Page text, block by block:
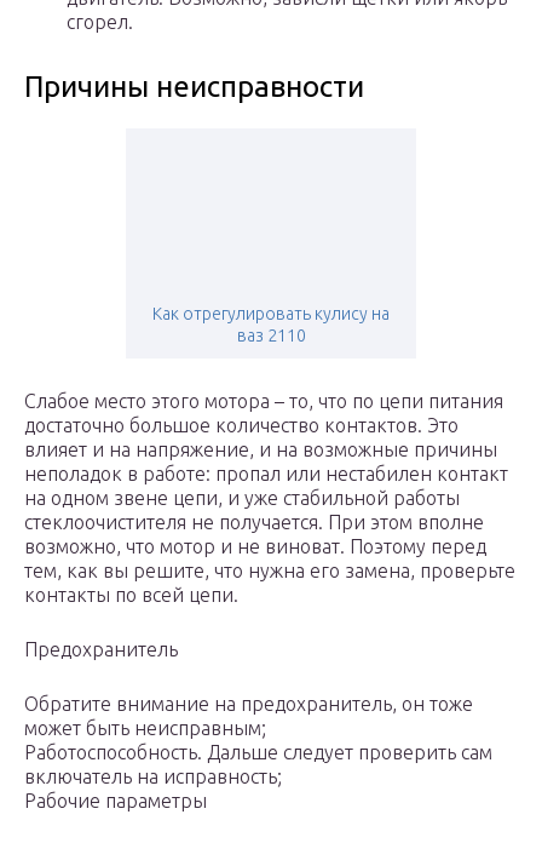
сгорел.
Причины неисправности
Как отрегулировать кулису на
ваз 2110
Слабое место этого мотора – то, что по цепи питания
достаточно большое количество контактов. Это
влияет и на напряжение, и на возможные причины
неполадок в работе: пропал или нестабилен контакт
на одном звене цепи, и уже стабильной работы
стеклоочистителя не получается. При этом вполне
возможно, что мотор и не виноват. Поэтому перед
тем, как вы решите, что нужна его замена, проверьте
контакты по всей цепи.
Предохранитель
Обратите внимание на предохранитель, он тоже
может быть неисправным;
Работоспособность. Дальше следует проверить сам
включатель на исправность;
Рабочие параметры